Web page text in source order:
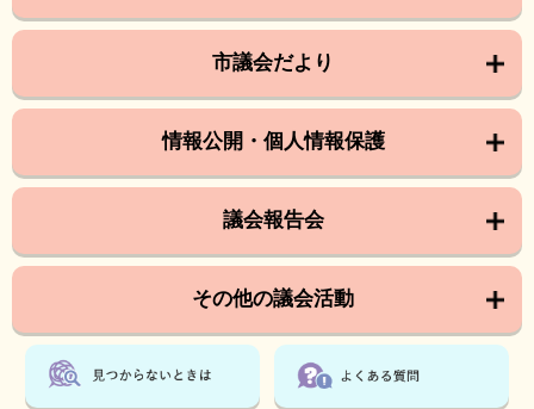
市議会だより
情報公開・個人情報保護
議会報告会
その他の議会活動